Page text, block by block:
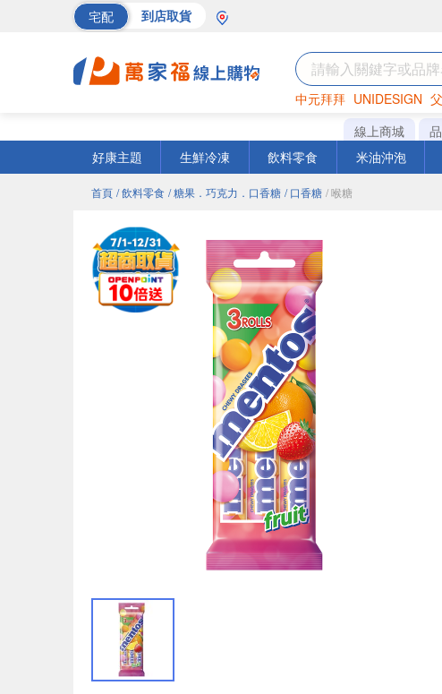
宅配 到店取貨
中元拜拜 UNIDESIGN
罐頭 海苔 洋芋
線上商城
好康主題
生鮮冷凍 飲料零食 米油沖泡
首頁 / 飲料零食 / 糖果．巧克力．口香糖 / 口香糖 / 喉糖